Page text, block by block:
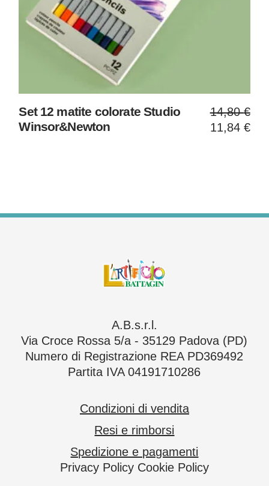
Set 12 matite colorate Studio
Winsor&Newton
14,80€
Il
prezzo
11,84 €
Il
prezzo
attuale
A.B.s.r.l.
Via Croce Rossa 5/a - 35129 Padova (PD)
Numero di Registrazione REA PD369492
Partita IVA 04191710286
Condizioni di vendita
Resi e rimborsi
Spedizione e pagamenti
Privacy Policy Cookie Policy